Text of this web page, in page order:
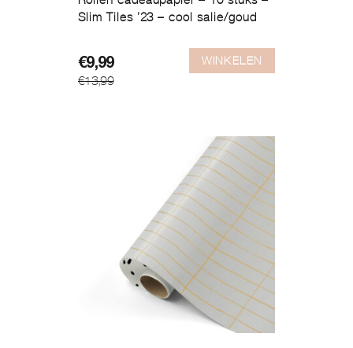
Slim Tiles ’23 – cool salie/goud
€13,99
Oorspronkelijke
prijs
€9,99
Huidige
prijs
WINKELEN